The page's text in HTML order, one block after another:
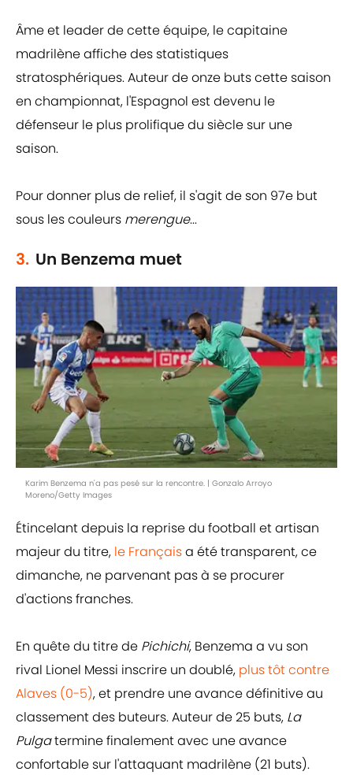
Âme et leader de cette équipe, le capitaine
madrilène affiche des statistiques
stratosphériques. Auteur de onze buts cette saison
en championnat, l'Espagnol est devenu le
défenseur le plus prolifique du siècle sur une
saison.
Pour donner plus de relief, il s'agit de son 97e but
sous les couleurs merengue...
3. Un Benzema muet
Karim Benzema n'a pas pesé sur la rencontre. | Gonzalo Arroyo
Moreno/Getty Images
Étincelant depuis la reprise du football et artisan
majeur du titre, le Françaisa été transparent, ce
dimanche, ne parvenant pas à se procurer
d'actions franches.
En quête du titre de Pichichi, Benzema a vu son
rival Lionel Messi inscrire un doublé, plus tôt contre
Alaves (0-5), et prendre une avance définitive au
classement des buteurs. Auteur de 25 buts, La
Pulgatermine finalement avec une avance
confortable sur l'attaquant madrilène (21 buts).